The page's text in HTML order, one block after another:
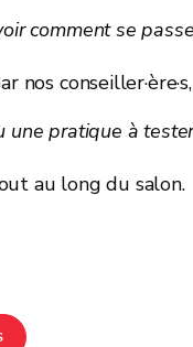
comment se
nos
pratique à
au long du salon.